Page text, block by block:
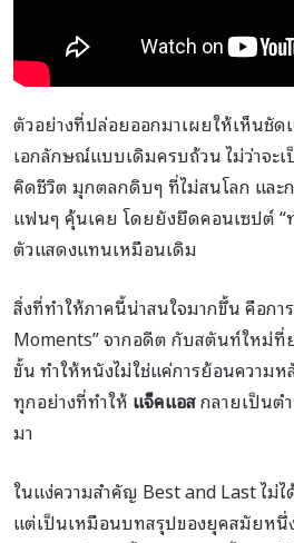
ตัวอย่างที่ปล่อยออกมาเผยให้เห็นชัด
เอกลักษณ์แบบเดิมครบถ้วน ไม่ว่าจะ
คิดชีวิต มุกตลกดิบๆ ที่ไม่สนโลก และ
แฟนๆ คุ้นเคย โดยยังยึดคอนเซปต์ “
ตัวแสดงแทนเหมือนเดิม
สิ่งที่ทำให้ภาคนี้น่าสนใจมากขึ้น คือกา
Moments” จากอดีต กับสตันท์ใหม่ที่
ขั้น ทำให้หนังไม่ใช่แค่การย้อนความห
ทุกอย่างที่ทำให้ แจ็คแอสกลายเป็นต
มา
ในแง่ความสำคัญ Best and Last ไม่
แต่เป็นเหมือนบทสรุปของยุคสมัยหนึ่